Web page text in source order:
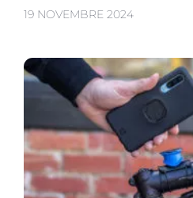
19 NOVEMBRE 2024